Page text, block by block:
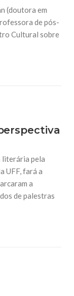
(doutora em
de pós-
Cultural sobre
literária pela
UFF, fará a
a
de palestras